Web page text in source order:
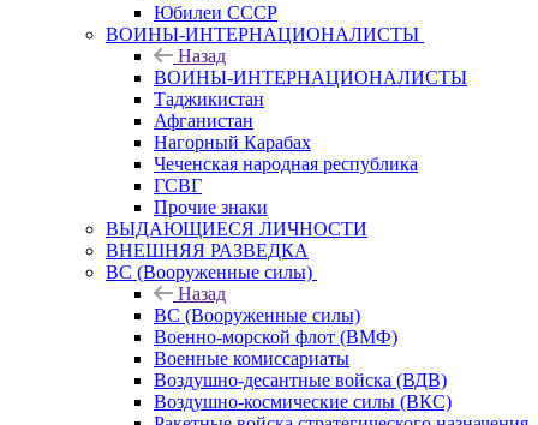
Юбилеи СССР
ВОИНЫ-ИНТЕРНАЦИОНАЛИСТЫ
Назад
ВОИНЫ-ИНТЕРНАЦИОНАЛИСТЫ
Таджикистан
Афганистан
Нагорный Карабах
Чеченская народная республика
ГСВГ
Прочие знаки
ВЫДАЮЩИЕСЯ ЛИЧНОСТИ
ВНЕШНЯЯ РАЗВЕДКА
ВС (Вооруженные силы)
Назад
ВС (Вооруженные силы)
Военно-морской флот (ВМФ)
Военные комиссариаты
Воздушно-десантные войска (ВДВ)
Воздушно-космические силы (ВКС)